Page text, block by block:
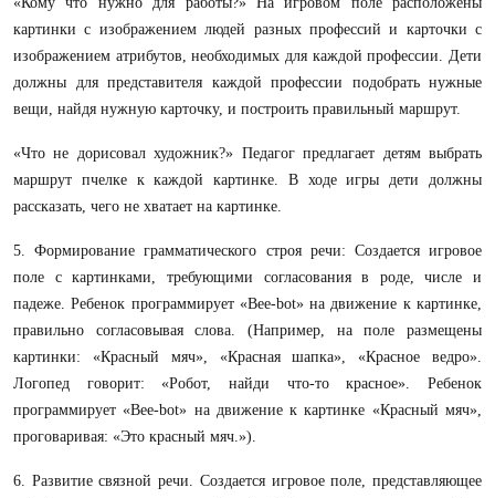
картинки с изображением людей разных профессий и карточки с
изображением атрибутов, необходимых для каждой профессии. Дети
должны для представителя каждой профессии подобрать нужные
вещи, найдя нужную карточку, и построить правильный маршрут.
«Что не дорисовал художник?» Педагог предлагает детям выбрать
маршрут пчелке к каждой картинке. В ходе игры дети должны
рассказать, чего не хватает на картинке.
5. Формирование грамматического строя речи: Создается игровое
поле с картинками, требующими согласования в роде, числе и
падеже. Ребенок программирует «Bee-bot» на движение к картинке,
правильно согласовывая слова. (Например, на поле размещены
картинки: «Красный мяч», «Красная шапка», «Красное ведро».
Логопед говорит: «Робот, найди что-то красное». Ребенок
программирует «Bee-bot» на движение к картинке «Красный мяч»,
проговаривая: «Это красный мяч.»).
6. Развитие связной речи. Создается игровое поле, представляющее